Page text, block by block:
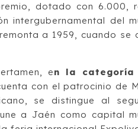
dotado con 6.000,
intergubernamental del
a 1959, cuando se
en la categoría
con el patrocinio de
se distingue al
a Jaén como capital